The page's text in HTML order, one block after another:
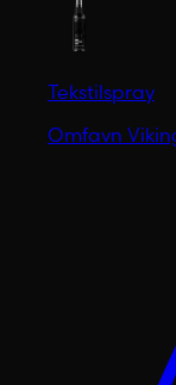
Tekstilspray
Omfavn